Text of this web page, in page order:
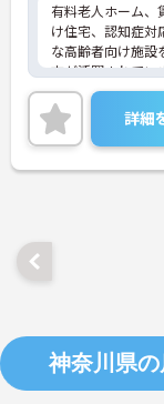
有料老人ホーム、
け住宅、認知症対
な高齢者向け施設
方が活躍されてい
も長く働ける環境
遇面も魅力の一つ
ントなどをお伝え
問い合わせくださ
詳細
神奈川県